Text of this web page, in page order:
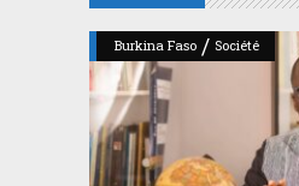
Burkina Faso / Société